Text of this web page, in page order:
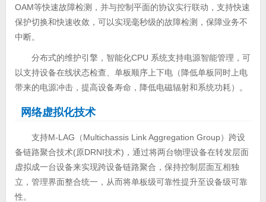
OAM等快速故障检测，并与控制平面的协议实行联动，支持快速
保护切换和快速收敛，可以实现毫秒级的故障检测，保障业务不
中断。
分布式的维护引擎，智能化CPU 系统支持电源智能管理，可
以支持设备在线状态检查、单板顺序上下电（降低单板同时上电
带来的电源冲击，提高设备寿命，降低电磁辐射和系统功耗）。
网络虚拟化技术
支持M-LAG（Multichassis Link Aggregation Group）跨设
备链路聚合技术(原DRNI技术)，通过将两台物理设备在转发层面
虚拟成一台设备来实现跨设备链路聚合，保持控制层面互相独
立，管理界面整合统一，从而将单板级可靠性提升至设备级可靠
性。